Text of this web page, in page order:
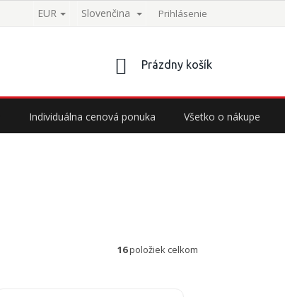
EUR Slovenčina Prihlásenie
NÁKUPNÝ
Prázdny košík
Individuálna cenová ponuka Všetko o nákupe
16položiek celkom